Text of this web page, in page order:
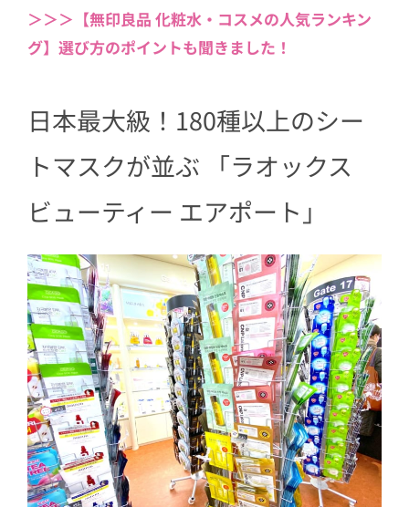
グ
3.1トロ～リとした美容液が浸透 し
ッセンスマスク
4.1 滴（したた）るほどたっぷり入っ
た美容液で柔肌に
5第3位 CNP レッドプロポリスアンプ
k＞
5.1レッドプロポリス含有のアンプル
美容液 シートマスクは極上のつけ
心地
6第2位 Mediheal＜メディヒール＞ テ
ィーツリーケアソリューションアンプ
ルマスクEX
6.1ハーブの清涼感に癒されながら水
分をチャージ
＞＞＞【無印良品 化粧水・コスメの人気ランキン
グ】選び方のポイントも聞きました！
日本最大級！180種以上のシー
トマスクが並ぶ 「ラオックス
ビューティー エアポート」